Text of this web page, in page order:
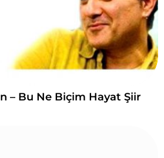
– Bu Ne Biçim Hayat Şiir